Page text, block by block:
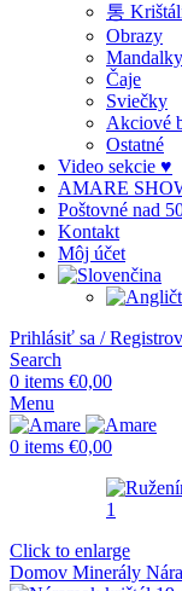
통
Obrazy
Čaje
Sviečky
Akciové
Ostatné
Video sekcie ♥
AMARE
Poštovné nad
Kontakt
Môj účet
Prihlásiť sa /
Search
0 items €0,00
Menu
0 items €0,00
Click to enlarge
Domov Minerály